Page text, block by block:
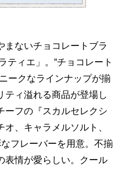
ないチョコレートブラ
ティエ」。“チョコレート
ークなラインナップが揃
ティ溢れる商品が登場し
ーフの『スカルセレクシ
、キャラメルソルト、
フレーバーを用意。不揃
表情が愛らしい。クール